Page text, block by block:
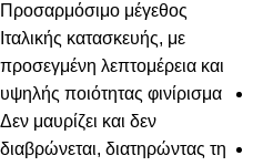
Προσαρμόσιμο μέγεθος
Ιταλικής κατασκευής, με
προσεγμένη λεπτομέρεια και
υψηλής ποιότητας φινίρισμα
Δεν μαυρίζει και δεν
διαβρώνεται, διατηρώντας τη